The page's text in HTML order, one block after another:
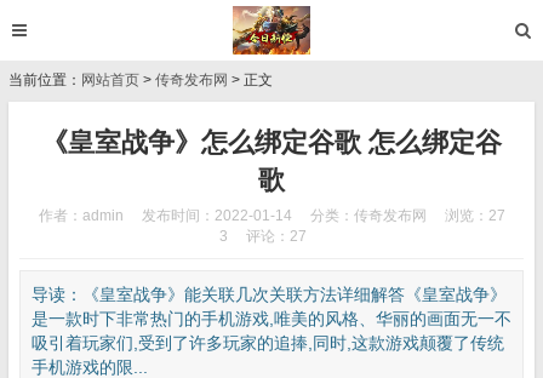
当前位置： 网站首页 > 传奇发布网 > 正文
《皇室战争》怎么绑定谷歌 怎么绑定谷
歌
作者：admin 发布时间：2022-01-14 分类： 传奇发布网
浏览：27
3
评论：27
导读：《皇室战争》能关联几次关联方法详细解答《皇室战争》
是一款时下非常热门的手机游戏,唯美的风格、华丽的画面无一不
吸引着玩家们,受到了许多玩家的追捧,同时,这款游戏颠覆了传统
手机游戏的限...